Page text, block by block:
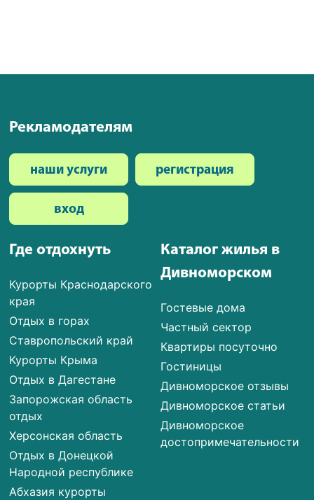
Где отдохнуть
Курорты Краснодарского
края
Отдых в горах
Ставропольский край
Курорты Крыма
Отдых в Дагестане
Запорожская область
отдых
Херсонская область
Отдых в Донецкой
Народной республике
Абхазия курорты
Каталог жилья в
Дивноморском
Гостевые дома
Частный сектор
Квартиры посуточно
Гостиницы
Дивноморское отзывы
Дивноморское статьи
Дивноморское
достопримечательности
Рекламодателям
наши услуги регистрация
вход